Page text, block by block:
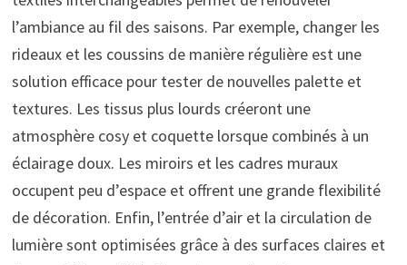
l’ambiance au fil des saisons. Par exemple, changer les
rideaux et les coussins de manière régulière est une
solution efficace pour tester de nouvelles palette et
textures. Les tissus plus lourds créeront une
atmosphère cosy et coquette lorsque combinés à un
éclairage doux. Les miroirs et les cadres muraux
occupent peu d’espace et offrent une grande flexibilité
de décoration. Enfin, l’entrée d’air et la circulation de
lumière sont optimisées grâce à des surfaces claires et